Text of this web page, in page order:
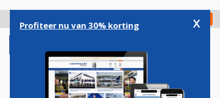
gaan
Check in
Profiteer nu van 30% korting x